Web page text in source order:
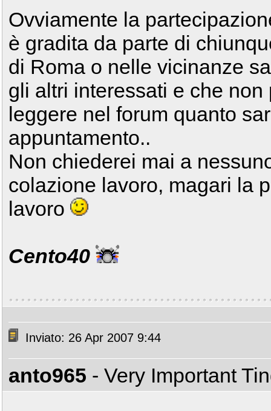
Ovviamente la
è gradita da parte di
di Roma o nelle vicinanze
gli altri interessati e che
leggere nel forum quanto
appuntamento..
Non chiederei mai a
colazione lavoro, magari la
lavoro
Cento40
Inviato: 26 Apr 2007 9:44
anto965 - Very Important